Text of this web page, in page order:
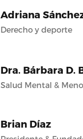
Adriana
Derecho y deporte
Dra. Bárbara D.
Salud Mental &
Brian Díaz